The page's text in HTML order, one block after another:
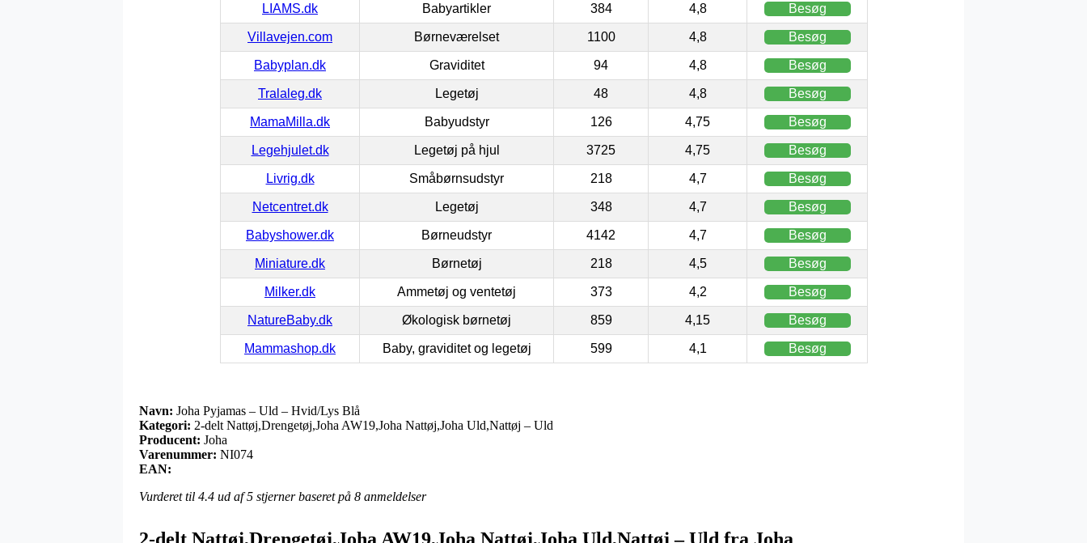
LIAMS.dk Babyartikler 384 4,8 Besøg
Villavejen.com Børneværelset 1100 4,8 Besøg
Babyplan.dk Graviditet 94 4,8 Besøg
Tralaleg.dk Legetøj 48 4,8 Besøg
MamaMilla.dk Babyudstyr 126 4,75 Besøg
Legehjulet.dk Legetøj på hjul 3725 4,75 Besøg
Livrig.dk Småbørnsudstyr 218 4,7 Besøg
Netcentret.dk Legetøj 348 4,7 Besøg
Babyshower.dk Børneudstyr 4142 4,7 Besøg
Miniature.dk Børnetøj 218 4,5 Besøg
Milker.dk Ammetøj og ventetøj 373 4,2 Besøg
NatureBaby.dk Økologisk børnetøj 859 4,15 Besøg
Mammashop.dk Baby, graviditet og legetøj 599 4,1 Besøg
Navn: Joha Pyjamas – Uld – Hvid/Lys Blå
Kategori: 2-delt Nattøj,Drengetøj,Joha AW19,Joha Nattøj,Joha Uld,Nattøj – Uld
Producent: Joha
Varenummer: NI074
EAN:
Vurderet til 4.4 ud af 5 stjerner baseret på 8 anmeldelser